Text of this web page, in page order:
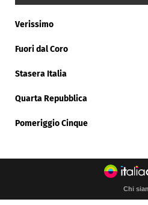
Verissimo
Fuori dal Coro
Stasera Italia
Quarta Repubblica
Pomeriggio Cinque
Chi